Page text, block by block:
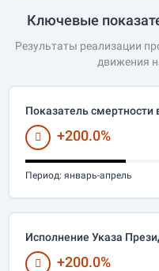
Ключевые
Результаты реализации
движения
Показатель смертности
+200.0%
Период: январь-апрель
Исполнение Указа
+200.0%